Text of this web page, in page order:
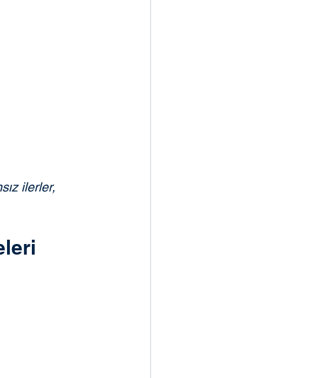
ilerler,